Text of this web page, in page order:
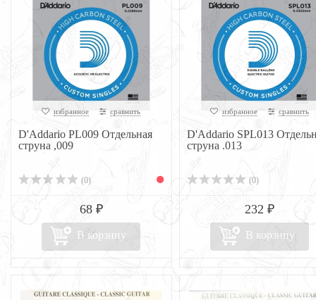
избранное сравнить
D'Addario PL009 Отдельная
струна ,009
(0)
68 ₽
В корзину
избранное сравнить
D'Addario SPL013
струна .013
(0)
232 ₽
В корзину